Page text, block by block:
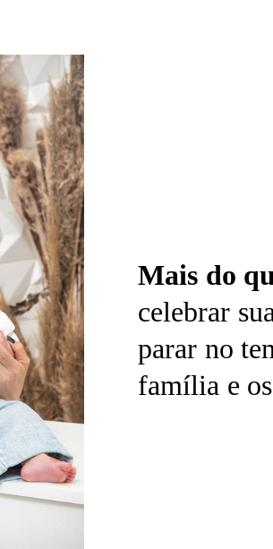
Mais do
celebrar
parar no
família e